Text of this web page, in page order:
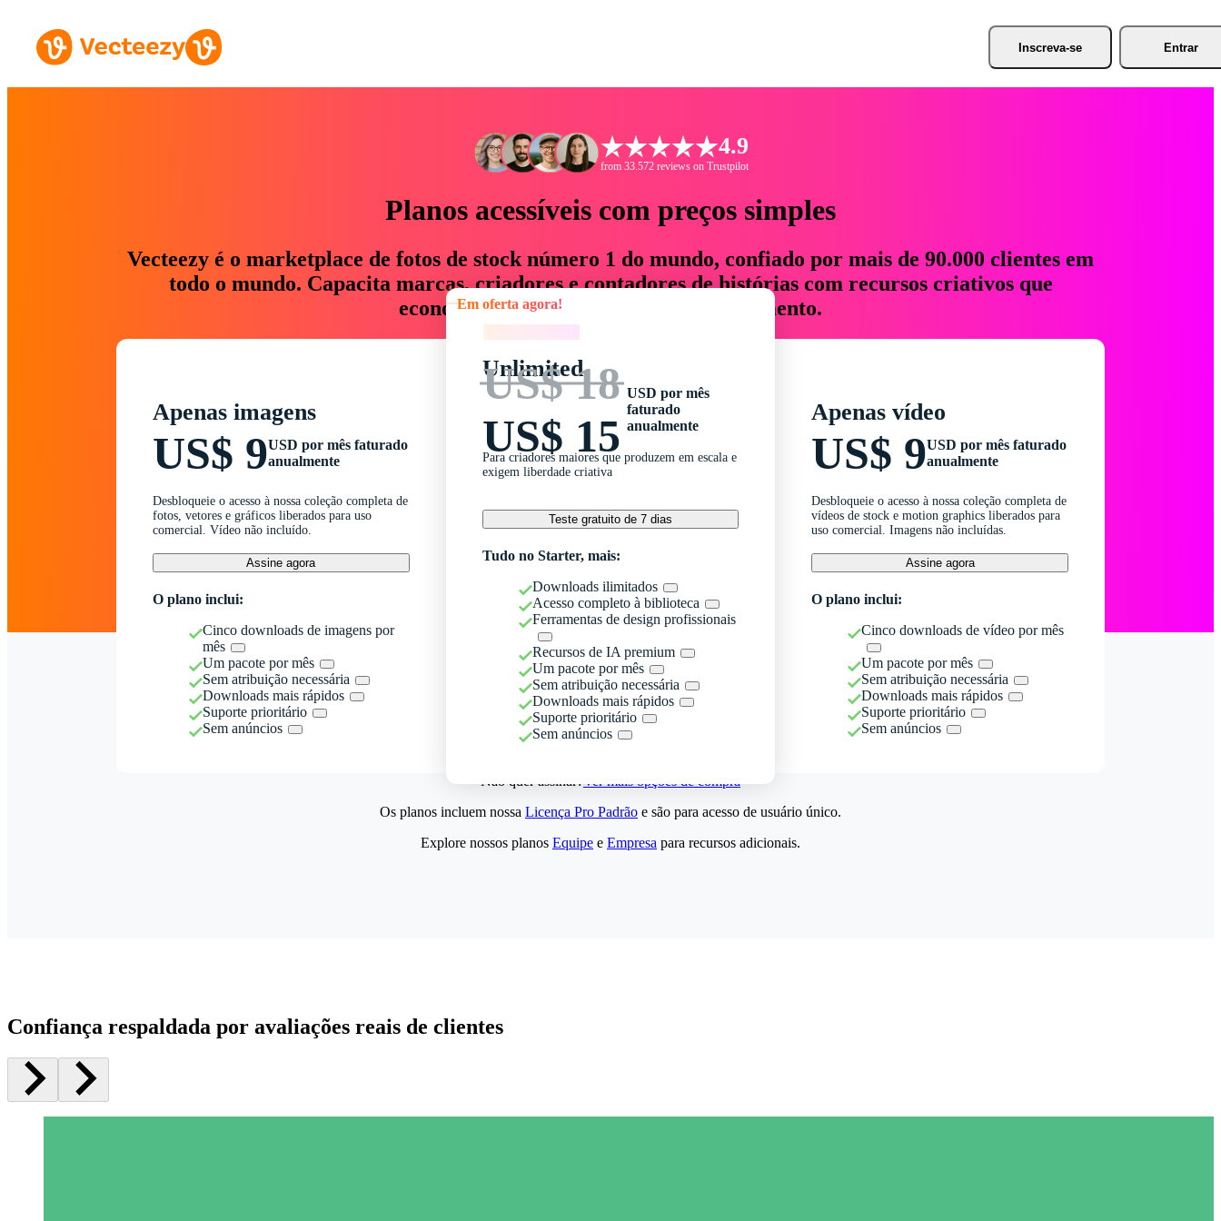
Inscreva-se Entrar
4.9
from 33.572 reviews on Trustpilot
Planos acessíveis com preços simples
Vecteezy é o marketplace de fotos de stock número 1 do mundo, confiado por mais de 90.000 clientes em
todo o mundo. Capacita marcas, criadores e contadores de histórias com recursos criativos que
economizam até 76% em tempo e orçamento.
Apenas imagens
US$ 9USD por mês faturado
anualmente
Desbloqueie o acesso à nossa coleção completa de
fotos, vetores e gráficos liberados para uso
comercial. Vídeo não incluído.
Assine agora
O plano inclui:
Cinco downloads de imagens por
mês
Um pacote por mês
Sem atribuição necessária
Downloads mais rápidos
Suporte prioritário
Sem anúncios
Em oferta agora!
Unlimited
US$ 18
US$ 15
USD por mês
faturado
anualmente
Para criadores maiores que produzem em escala e
exigem liberdade criativa
Teste gratuito de 7 dias
Tudo no Starter, mais:
Downloads ilimitados
Acesso completo à biblioteca
Ferramentas de design profissionais
Recursos de IA premium
Um pacote por mês
Sem atribuição necessária
Downloads mais rápidos
Suporte prioritário
Sem anúncios
Apenas vídeo
US$ 9USD por mês faturado
anualmente
Desbloqueie o acesso à nossa coleção completa de
vídeos de stock e motion graphics liberados para
uso comercial. Imagens não incluídas.
Assine agora
O plano inclui:
Cinco downloads de vídeo por mês
Um pacote por mês
Sem atribuição necessária
Downloads mais rápidos
Suporte prioritário
Sem anúncios
Não quer assinar?Ver mais opções de compra
Os planos incluem nossa Licença Pro Padrão e são para acesso de usuário único.
Explore nossos planos Equipe e Empresa para recursos adicionais.
Confiança respaldada por avaliações reais de clientes